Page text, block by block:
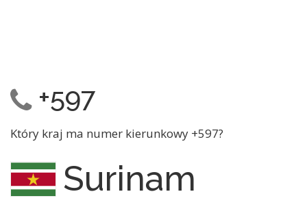
+597
Który kraj ma numer kierunkowy +597?
Surinam